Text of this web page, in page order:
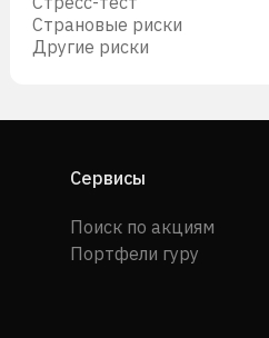
Страновые риски
Другие риски
Сервисы
Поиск по акциям
Портфели гуру